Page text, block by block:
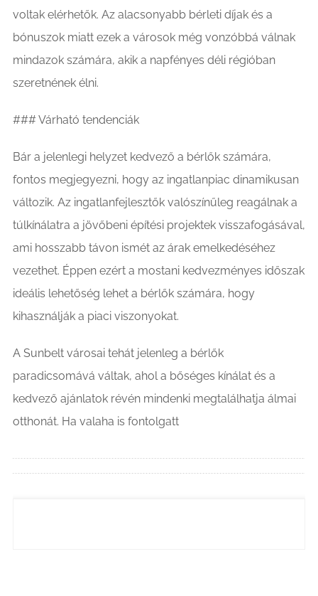
voltak elérhetők. Az alacsonyabb bérleti díjak és a
bónuszok miatt ezek a városok még vonzóbbá válnak
mindazok számára, akik a napfényes déli régióban
szeretnének élni.
### Várható tendenciák
Bár a jelenlegi helyzet kedvező a bérlők számára,
fontos megjegyezni, hogy az ingatlanpiac dinamikusan
változik. Az ingatlanfejlesztők valószínűleg reagálnak a
túlkínálatra a jövőbeni építési projektek visszafogásával,
ami hosszabb távon ismét az árak emelkedéséhez
vezethet. Éppen ezért a mostani kedvezményes időszak
ideális lehetőség lehet a bérlők számára, hogy
kihasználják a piaci viszonyokat.
A Sunbelt városai tehát jelenleg a bérlők
paradicsomává váltak, ahol a bőséges kínálat és a
kedvező ajánlatok révén mindenki megtalálhatja álmai
otthonát. Ha valaha is fontolgatt